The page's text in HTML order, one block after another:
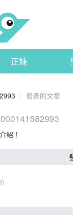
正妹
/ 發表的文章
紹！